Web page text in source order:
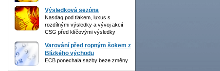
Výsledková sezóna
Nasdaq pod tlakem, luxus s
rozdílnými výsledky a vývoj akcií
CSG před klíčovými výsledky
Varování před ropným šokem z
Blízkého východu
ECB ponechala sazby beze změny